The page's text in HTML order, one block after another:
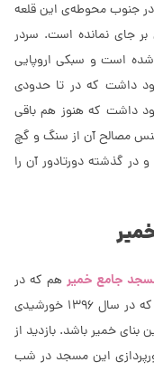
در جنوب محوطه‌ی این قلعه
بر جای نمانده است. سردر
است و سبکی اروپایی
داشت که در تا حدودی
داشت که هنوز هم باقی
مصالح آن از سنگ و گچ
در حدود 100 متر است و در گذشته دورتادور آن را
جامع خمیرهم که در
همان نزدیکی قرار دارد دیدن کنید. این مسجد که در سال 1396 خورشیدی
خمیر باشد. بازدید از
این مسجد در شب